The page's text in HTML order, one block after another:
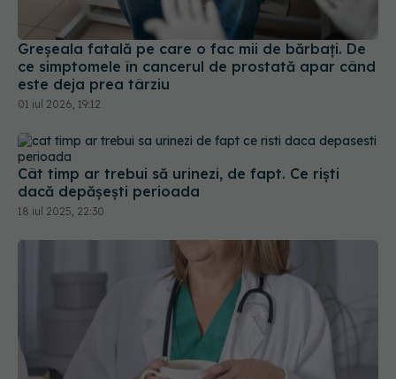
Greșeala fatală pe care o fac mii de bărbați. De
ce simptomele în cancerul de prostată apar când
este deja prea târziu
01 iul 2026, 19:12
Cât timp ar trebui să urinezi, de fapt. Ce riști
dacă depășești perioada
18 iul 2025, 22:30